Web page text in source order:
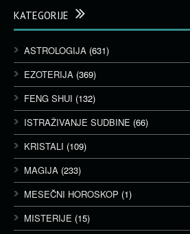
KATEGORIJE
ASTROLOGIJA (631)
EZOTERIJA (369)
FENG SHUI (132)
ISTRAŽIVANJE SUDBINE (66)
KRISTALI (109)
MAGIJA (233)
MESEČNI HOROSKOP (1)
MISTERIJE (15)